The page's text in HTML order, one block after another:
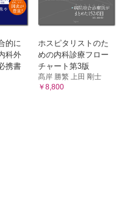
的に
科外
携書
ホスピタリストのた
めの内科診療フロー
チャート第3版
髙岸 勝繁 上田 剛士
￥8,800